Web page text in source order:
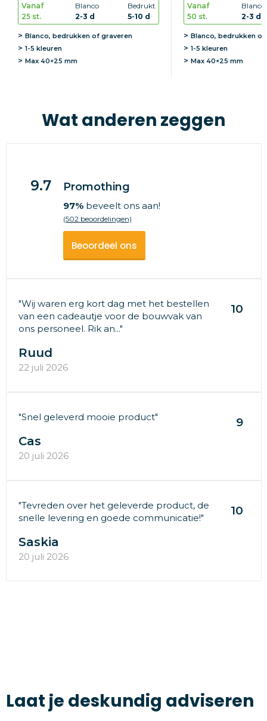
Vanaf
25 st.
Blanco
2-3 d
Bedrukt
5-10 d
Blanco, bedrukken of graveren
1-5 kleuren
Max 40×25 mm
Vanaf
50 st.
Blanco
2-3 d
Blanco, bedrukken of
1-5 kleuren
Max40×25 mm
Wat anderen zeggen
9.7 Promothing
97%beveelt ons aan!
(502 beoordelingen)
Beoordeel ons
"Wij waren erg kort dag met het bestellen
van een cadeautje voor de bouwvak van
ons personeel. Rik an..."
10
Ruud
22 juli 2026
"Snel geleverd mooie product" 9
Cas
20 juli 2026
"Tevreden over het geleverde product, de
snelle levering en goede communicatie!"
10
Saskia
20 juli 2026
Laat je deskundig adviseren